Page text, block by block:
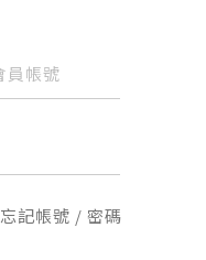
忘記帳號 / 密碼